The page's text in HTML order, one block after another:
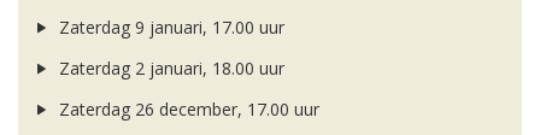
Zaterdag 9 januari, 17.00 uur
Zaterdag 2 januari, 18.00 uur
Zaterdag 26 december, 17.00 uur